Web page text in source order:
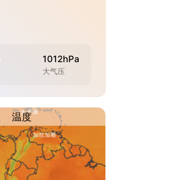
1012hPa
大气压
温度